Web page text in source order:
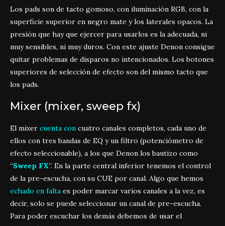
Los pads son de tacto gomoso, con iluminación RGB, con la
superficie superior en negro mate y los laterales opacos. La
presión que hay que ejercer para usarlos es la adecuada, ni
muy sensibles, ni muy duros. Con este ajuste Denon consigue
quitar problemas de disparos no intencionados. Los botones
superiores de selección de efecto son del mismo tacto que
los pads.
Mixer (mixer, sweep fx)
El mixer cuenta con cuatro canales completos, cada uno de
ellos con tres bandas de EQ y un filtro (potenciómetro de
efecto seleccionable), a los que Denon los bautizo como
“Sweep FX”. En la parte central inferior tenemos el control
de la pre-escucha, con su CUE por canal. Algo que hemos
echado en falta es poder marcar varios canales a la vez, es
decir, solo se puede seleccionar un canal de pre-escucha.
Para poder escuchar los demás debemos de usar el